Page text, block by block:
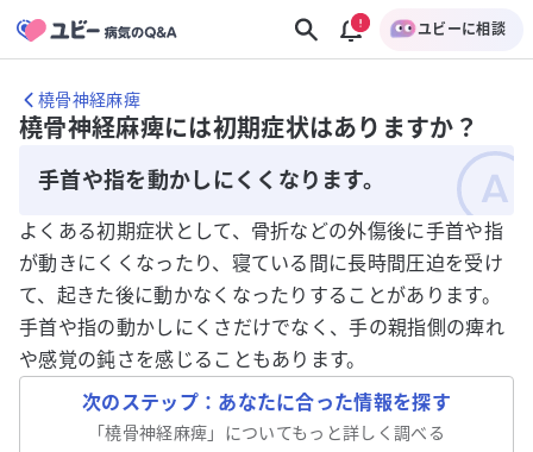
ユビーに相談
橈骨神経麻痺
橈骨神経麻痺には初期症状はありますか？
手首や指を動かしにくくなります。
よくある初期症状として、骨折などの外傷後に手首や指
が動きにくくなったり、寝ている間に長時間圧迫を受け
て、起きた後に動かなくなったりすることがあります。
手首や指の動かしにくさだけでなく、手の親指側の痺れ
や感覚の鈍さを感じることもあります。
次のステップ：あなたに合った情報を探す
「橈骨神経麻痺 」についてもっと詳しく調べる